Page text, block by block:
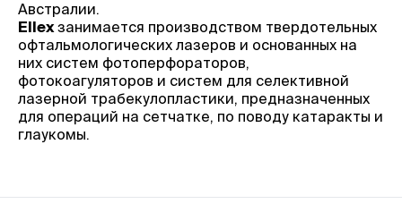
Австралии.
Ellex занимается производством твердотельных
офтальмологических лазеров и основанных на
них систем фотоперфораторов,
фотокоагуляторов и систем для селективной
лазерной трабекулопластики, предназначенных
для операций на сетчатке, по поводу катаракты и
глаукомы.